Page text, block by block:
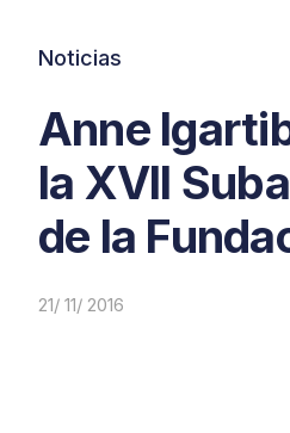
Noticias
Anne
la XVII
de la
21/ 11/ 2016